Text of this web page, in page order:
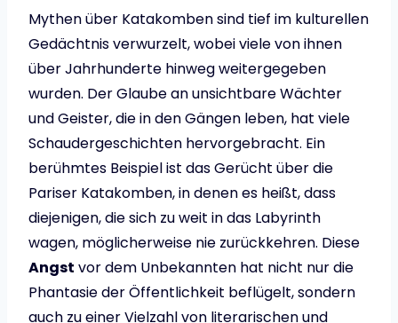
Mythen über Katakomben sind tief im kulturellen
Gedächtnis verwurzelt, wobei viele von ihnen
über Jahrhunderte hinweg weitergegeben
wurden. Der Glaube an unsichtbare Wächter
und Geister, die in den Gängen leben, hat viele
Schaudergeschichten hervorgebracht. Ein
berühmtes Beispiel ist das Gerücht über die
Pariser Katakomben, in denen es heißt, dass
diejenigen, die sich zu weit in das Labyrinth
wagen, möglicherweise nie zurückkehren. Diese
Angst vor dem Unbekannten hat nicht nur die
Phantasie der Öffentlichkeit beflügelt, sondern
auch zu einer Vielzahl von literarischen und